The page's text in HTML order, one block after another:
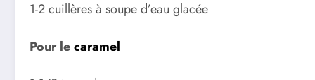
1-2 cuillères à soupe d’eau glacée
Pour lecaramel